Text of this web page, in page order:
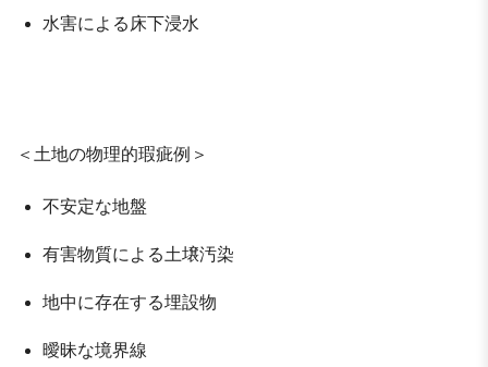
水害による床下浸水
＜土地の物理的瑕疵例＞
不安定な地盤
有害物質による土壌汚染
地中に存在する埋設物
曖昧な境界線